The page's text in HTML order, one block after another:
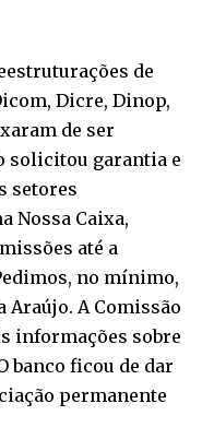
de
Dicre, Dinop,
de ser
solicitou garantia e
setores
Nossa Caixa,
até a
no mínimo,
Araújo. A Comissão
informações sobre
banco ficou de dar
permanente